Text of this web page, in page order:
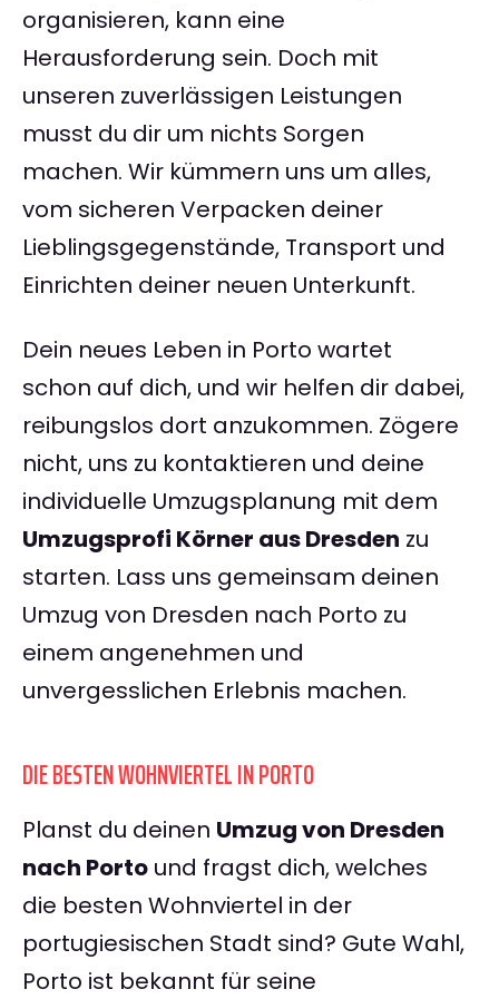
organisieren, kann eine
Herausforderung sein. Doch mit
unseren zuverlässigen Leistungen
musst du dir um nichts Sorgen
machen. Wir kümmern uns um alles,
vom sicheren Verpacken deiner
Lieblingsgegenstände, Transport und
Einrichten deiner neuen Unterkunft.
Dein neues Leben in Porto wartet
schon auf dich, und wir helfen dir dabei,
reibungslos dort anzukommen. Zögere
nicht, uns zu kontaktieren und deine
individuelle Umzugsplanung mit dem
Umzugsprofi Körner aus Dresden zu
starten. Lass uns gemeinsam deinen
Umzug von Dresden nach Porto zu
einem angenehmen und
unvergesslichen Erlebnis machen.
DIE BESTEN WOHNVIERTEL IN PORTO
Planst du deinen Umzug von Dresden
nach Porto und fragst dich, welches
die besten Wohnviertel in der
portugiesischen Stadt sind? Gute Wahl,
Porto ist bekannt für seine